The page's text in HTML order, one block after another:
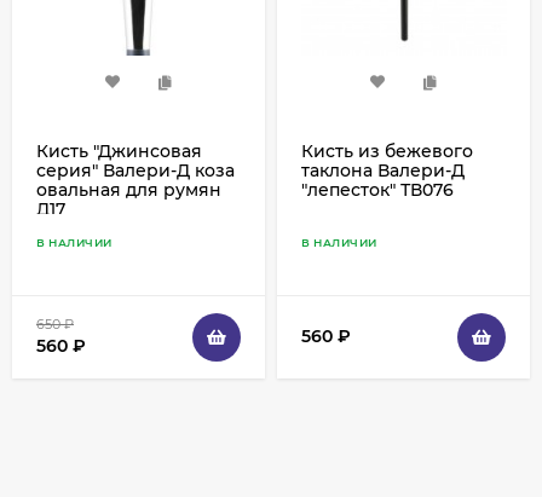
Кисть "Джинсовая
серия" Валери-Д коза
овальная для румян
Д17
В НАЛИЧИИ
650₽
560 ₽
Кисть из бежевого
таклона Валери-Д
"лепесток" ТВ076
В НАЛИЧИИ
560 ₽